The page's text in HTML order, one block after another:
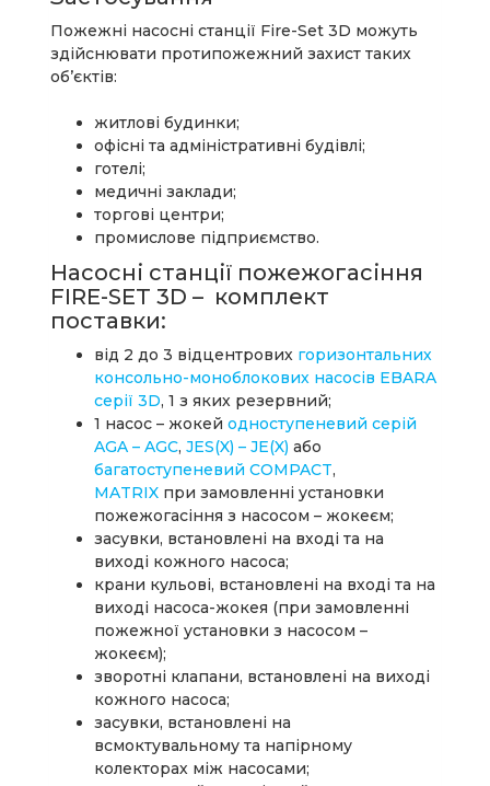
Пожежні насосні станції Fire-Set 3D можуть
здійснювати протипожежний захист таких
об’єктів:
житлові будинки;
офісні та адміністративні будівлі;
готелі;
медичні заклади;
торгові центри;
промислове підприємство.
Насосні станції пожежогасіння
FIRE-SET 3D – комплект
поставки:
від 2 до 3 відцентрових горизонтальних
консольно-моноблокових насосів EBARA
серії 3D, 1 з яких резервний;
1 насос – жокей одноступеневий серій
AGA – AGC, JES(X) – JE(X) або
багатоступеневий COMPACT,
MATRIX при замовленні установки
пожежогасіння з насосом – жокеєм;
засувки, встановлені на вході та на
виході кожного насоса;
крани кульові, встановлені на вході та на
виході насоса-жокея (при замовленні
пожежної установки з насосом –
жокеєм);
зворотні клапани, встановлені на виході
кожного насоса;
засувки, встановлені на
всмоктувальному та напірному
колекторах між насосами;